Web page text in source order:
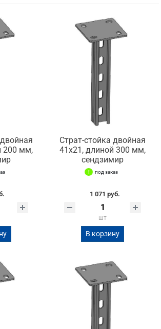
200 мм,
Страт-стойка двойная
41х21, длиной 300 мм,
сендзимир
под заказ
1 071 руб.
шт
В корзину